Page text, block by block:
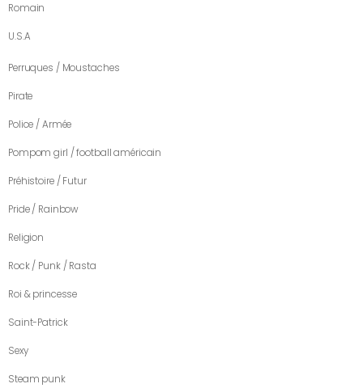
Romain
U.S.A
Perruques / Moustaches
Pirate
Police / Armée
Pompom girl / football américain
Préhistoire / Futur
Pride / Rainbow
Religion
Rock / Punk / Rasta
Roi & princesse
Saint-Patrick
Sexy
Steam punk